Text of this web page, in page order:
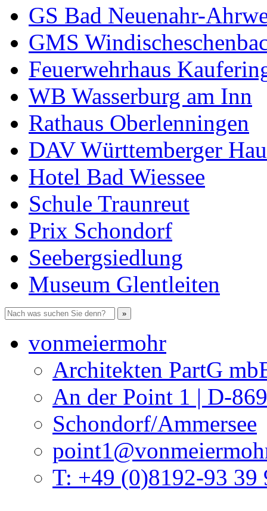
GS Bad Neuenahr-
GMS
Feuerwehrhaus
WB Wasserburg am Inn
Rathaus Oberlenningen
DAV Württemberger
Hotel Bad Wiessee
Schule Traunreut
Prix Schondorf
Seebergsiedlung
Museum Glentleiten
vonmeiermohr
Architekten PartG
An der Point 1 | D-
Schondorf/Ammersee
T: +49 (0)8192-93 39